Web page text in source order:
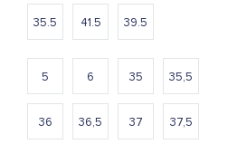
35.5 41.5 39.5
5 6 35 35,5
36 36,5 37 37,5